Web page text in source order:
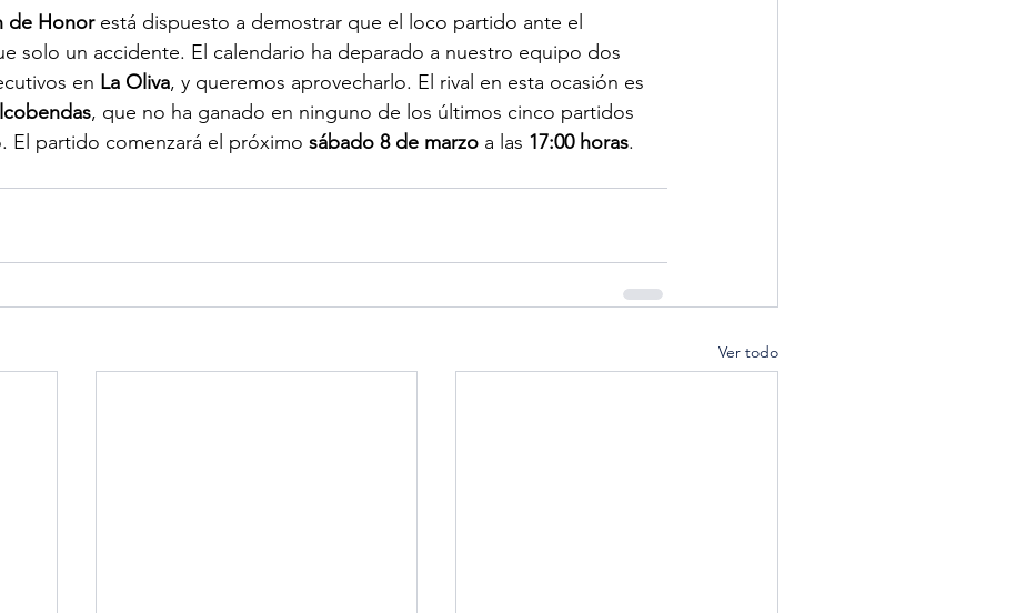
de Honor está dispuesto a demostrar que el loco partido ante el
solo un accidente. El calendario ha deparado a nuestro equipo dos
en La Oliva, y queremos aprovecharlo. El rival en esta ocasión es
, que no ha ganado en ninguno de los últimos cinco partidos
El partido comenzará el próximo sábado 8 de marzo a las 17:00 horas.
Ver todo